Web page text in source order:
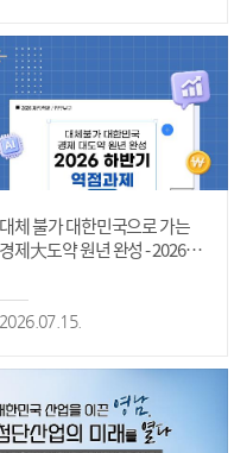
대체 불가 대한민국으로 가는
경제大도약 원년 완성 - 2026 하
2026.07.15.